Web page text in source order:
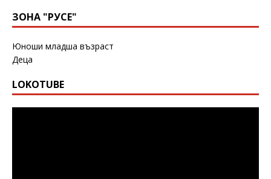
ЗОНА "РУСЕ"
Юноши младша възраст
Деца
LOKOTUBE